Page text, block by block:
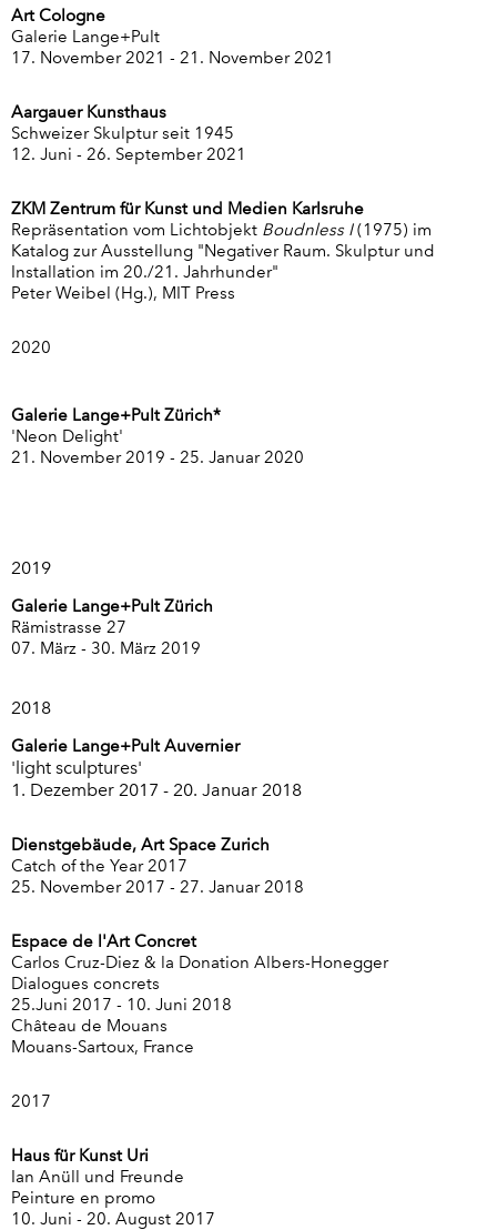
Art Cologne
Galerie Lange+Pult
17. November 2021 - 21. November 2021
Aargauer Kunsthaus
Schweizer Skulptur seit 1945
12. Juni - 26. September 2021
ZKM Zentrum für Kunst und Medien Karlsruhe
Repräsentation vom Lichtobjekt Boudnless I(1975) im
Katalog zur Ausstellung "Negativer Raum. Skulptur und
Installation im 20./21. Jahrhunder"
Peter Weibel (Hg.), MIT Press
2020
Galerie Lange+Pult Zürich*
'Neon Delight'
21. November 2019 - 25. Januar 2020
2019
Galerie Lange+Pult Zürich
Rämistrasse 27
07. März - 30. März 2019
2018
Galerie Lange+Pult Auvernier
'light sculptures'
1. Dezember 2017 - 20. Januar 2018
Dienstgebäude, Art Space Zurich
Catch of the Year 2017
25. November 2017 - 27. Januar 2018
Espace de l'Art Concret
Carlos Cruz-Diez & la Donation Albers-Honegger
Dialogues concrets
25.Juni 2017 - 10. Juni 2018
Château de Mouans
Mouans-Sartoux, France
2017
Haus für Kunst Uri
Ian Anüll und Freunde
Peinture en promo
10. Juni - 20. August 2017